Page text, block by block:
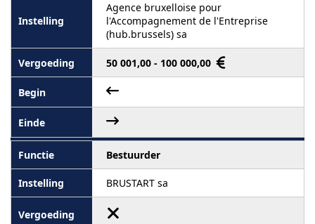
Agence bruxelloise pour
l'Accompagnement de l'Entreprise
(hub.brussels) sa
50 001,00 - 100 000,00
Bestuurder
BRUSTART sa